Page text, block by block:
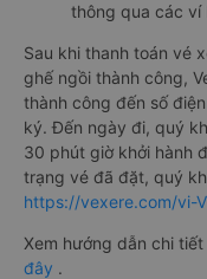
thông qua các ví
Sau khi thanh toán vé
ghế ngồi thành công,
thành công đến số
ký. Đến ngày đi, quý
30 phút giờ khởi hành
trạng vé đã đặt, quý
https://vexere.com/vi-
Xem hướng dẫn chi
đây .